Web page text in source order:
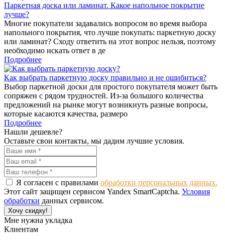
Паркетная доска или ламинат. Какое напольное покрытие
лучше?
Многие покупатели задавались вопросом во время выбора
напольного покрытия, что лучше покупать: паркетную доску
или ламинат? Сходу ответить на этот вопрос нельзя, поэтому
необходимо искать ответ в де
Подробнее
Как выбрать паркетную доску правильно и не ошибиться?
Выбор паркетной доски для простого покупателя может быть
сопряжен с рядом трудностей. Из-за большого количества
предложений на рынке могут возникнуть разные вопросы,
которые касаются качества, размеро
Подробнее
Нашли дешевле?
Оставьте свои контакты, мы дадим лучшие условия.
Я согласен с правилами обработки персональных данных.
Этот сайт защищен сервисом Yandex SmartCaptcha. Условия
обработки данных сервисом.
Хочу скидку!
Мне нужна укладка
Клиентам